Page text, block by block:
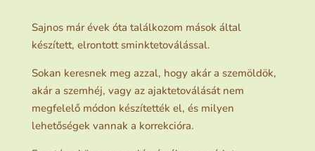
Sajnos már évek óta találkozom mások által
készített, elrontott sminktetoválással.
Sokan keresnek meg azzal, hogy akár a szemöldök,
akár a szemhéj, vagy az ajaktetoválását nem
megfelelő módon készítették el, és milyen
lehetőségek vannak a korrekcióra.